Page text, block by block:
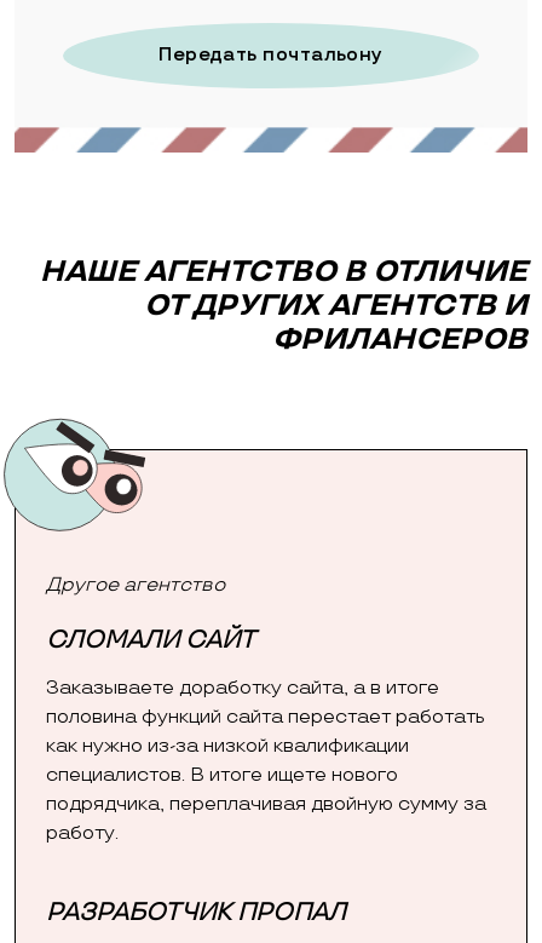
Передать почтальону
НАШЕ АГЕНТСТВО В ОТЛИЧИЕ
ОТ ДРУГИХ АГЕНТСТВ И
ФРИЛАНСЕРОВ
Другое агентство
СЛОМАЛИ САЙТ
Заказываете доработку сайта, а в итоге
половина функций сайта перестает работать
как нужно из-за низкой квалификации
специалистов. В итоге ищете нового
подрядчика, переплачивая двойную сумму за
работу.
РАЗРАБОТЧИК ПРОПАЛ